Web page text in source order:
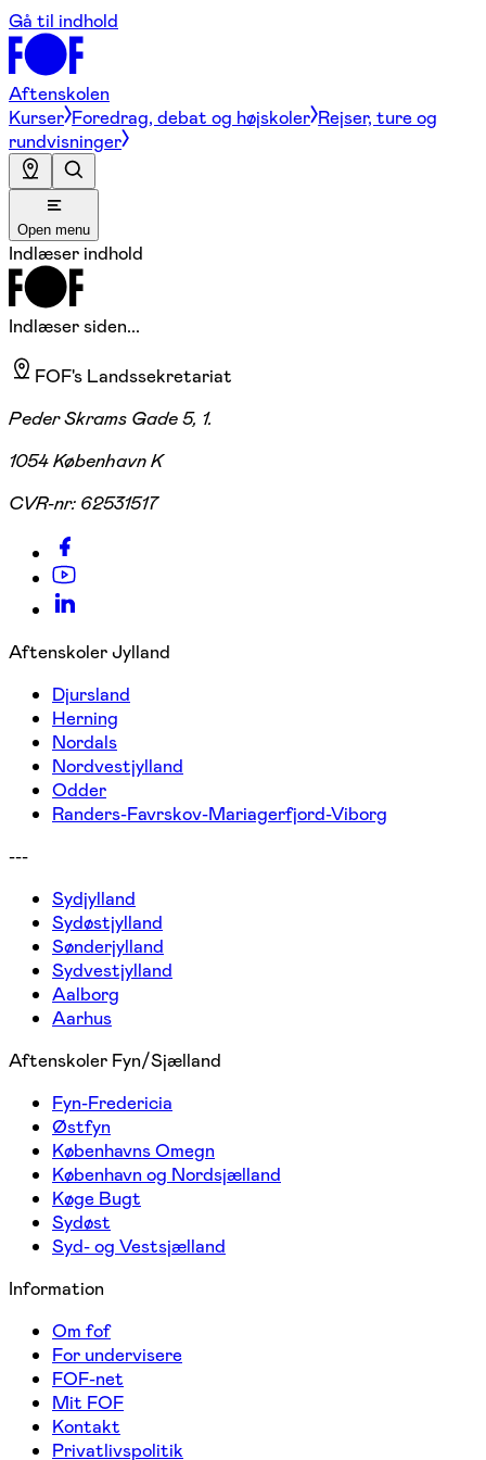
Gå til indhold
Aftenskolen
Kurser Foredrag, debat og højskoler Rejser, ture og
rundvisninger
Open menu
Indlæser indhold
Indlæser siden...
FOF's Landssekretariat
Peder Skrams Gade 5, 1.
1054 København K
CVR-nr: 62531517
Aftenskoler Jylland
Djursland
Herning
Nordals
Nordvestjylland
Odder
Randers-Favrskov-Mariagerfjord-Viborg
---
Sydjylland
Sydøstjylland
Sønderjylland
Sydvestjylland
Aalborg
Aarhus
Aftenskoler Fyn/Sjælland
Fyn-Fredericia
Østfyn
Københavns Omegn
København og Nordsjælland
Køge Bugt
Sydøst
Syd- og Vestsjælland
Information
Om fof
For undervisere
FOF-net
Mit FOF
Kontakt
Privatlivspolitik